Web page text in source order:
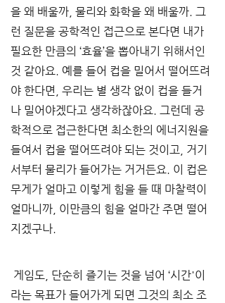
을 왜 배울까, 물리와 화학을 왜 배울까. 그
런 질문을 공학적인 접근으로 본다면 내가
필요한 만큼의 ‘효율’을 뽑아내기 위해서인
것 같아요. 예를 들어 컵을 밀어서 떨어뜨려
야 한다면, 우리는 별 생각 없이 컵을 들거
나 밀어야겠다고 생각하잖아요. 그런데 공
학적으로 접근한다면 최소한의 에너지원을
들여서 컵을 떨어뜨려야 되는 것이고, 거기
서부터 물리가 들어가는 거거든요. 이 컵은
무게가 얼마고 이렇게 힘을 들 때 마찰력이
얼마니까, 이만큼의 힘을 얼마간 주면 떨어
지겠구나.
게임도, 단순히 즐기는 것을 넘어 ‘시간'이
라는 목표가 들어가게 되면 그것의 최소 조